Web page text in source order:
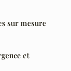
sur mesure
et